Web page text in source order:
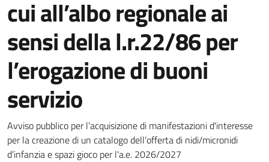
cui all’albo regionale ai
sensi della l.r.22/86 per
l’erogazione di buoni
servizio
Dettagli della notizia
Avviso pubblico per l’acquisizione di manifestazioni d'interesse
per la creazione di un catalogo dell’offerta di nidi/micronidi
d’infanzia e spazi gioco per l'a.e. 2026/2027